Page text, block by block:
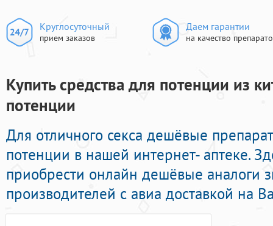
Круглосуточный
прием заказов
Даем гарантии
на качество
Купить средства для потенции из
потенции
Для отличного секса дешёвые
потенции в нашей интернет- аптеке.
приобрести онлайн дешёвые аналоги
производителей с авиа доставкой на